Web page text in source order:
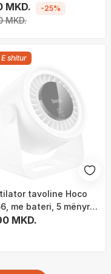
i zi
MKD.
MKD.
-25%
E shitur
tavoline Hoco
me bateri, 5 mënyra
i bardhë
MKD.